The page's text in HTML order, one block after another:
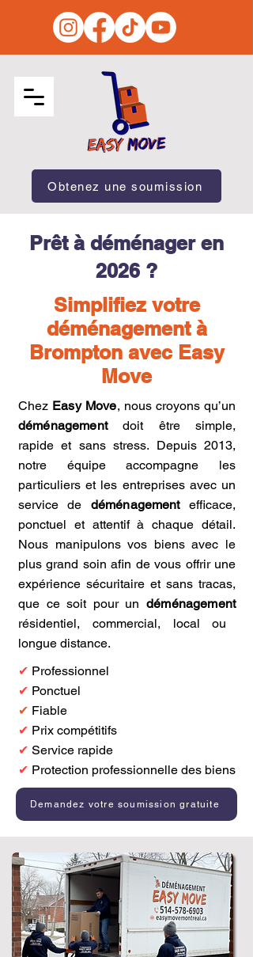
Obtenez une soumission
Prêt à déménager en
2026 ?
Simplifiez votre
déménagement à
Brompton avec Easy
Move
Chez Easy Move, nous croyons qu’un
déménagementdoit être simple,
rapide et sans stress. Depuis 2013,
notre équipe accompagne les
particuliers et les entreprises avec un
service de déménagementefficace,
ponctuel et attentif à chaque détail.
Nous manipulons vos biens avec le
plus grand soin afin de vous offrir une
expérience sécuritaire et sans tracas,
que ce soit pour undéménagement
résidentiel, commercial, local ou
longue distance.
✔ Professionnel
✔ Ponctuel
✔ Fiable
✔ Prix compétitifs
✔ Service rapide
✔ Protection professionnelle des biens
Demandez votre soumission gratuite